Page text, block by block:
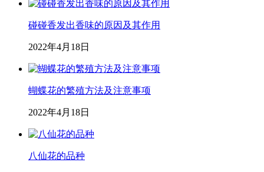
碰碰香发出香味的原因及其作用
2022年4月18日
蝴蝶花的繁殖方法及注意事项
2022年4月18日
八仙花的品种